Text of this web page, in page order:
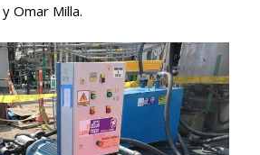
Omar Milla.